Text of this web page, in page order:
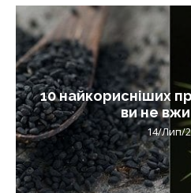
10 найкорисніших
ви не
14/Лип/